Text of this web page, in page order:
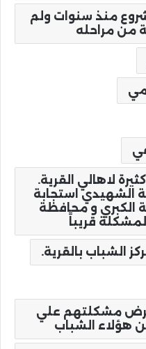
منذ سنوات ولم
من مراحله
لاهالي القرية.
الشهيدي استجابة
الكبري و محافظة
قريباً
الشباب بالقرية.
مشكلتهم علي
هؤلاء الشباب